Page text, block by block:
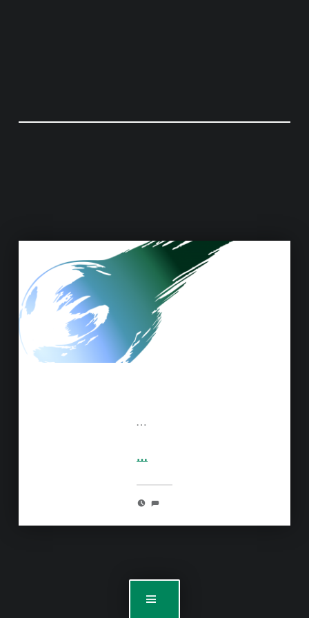
Final Fantasy VII. Jeux mythique s’il en est, je ne l’ai fini il n’y a pourtant que un an. Et…
…